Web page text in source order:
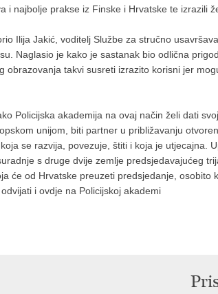
i najbolje prakse iz Finske i Hrvatske te izrazili
Ilija Jakić, voditelj Službe za stručno
Naglasio je kako je sastanak bio odlična
obrazovanja takvi susreti izrazito korisni jer
Policijska akademija na ovaj način želi dati
unijom, biti partner u približavanju
se razvija, povezuje, štiti i koja je utjecajna.
s druge dvije zemlje predsjedavajućeg
će od Hrvatske preuzeti predsjedanje,
i ovdje na Policijskoj akademi